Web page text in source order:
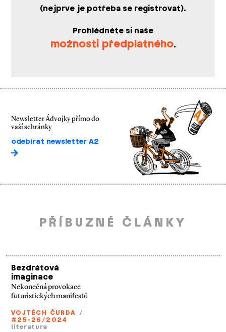
(nejprve je potřeba se registrovat).
Prohlédněte si naše
možnosti předplatného.
Newsletter Ádvojky přímo do
vaší schránky
odebírat newsletter A2
PŘÍBUZNÉ ČLÁNKY
Bezdrátová
imaginace
Nekonečná provokace
futuristických manifestů
VOJTĚCH ČURDA /
#25-26/2024
literatura